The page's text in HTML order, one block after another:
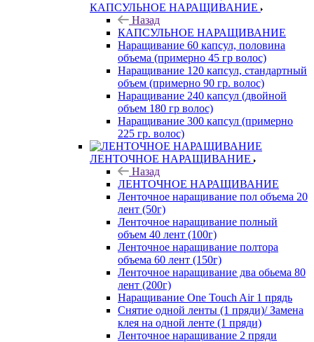
КАПСУЛЬНОЕ НАРАЩИВАНИЕ
Назад
КАПСУЛЬНОЕ НАРАЩИВАНИЕ
Наращивание 60 капсул, половина
объема (примерно 45 гр волос)
Наращивание 120 капсул, стандартный
объем (примерно 90 гр. волос)
Наращивание 240 капсул (двойной
объем 180 гр волос)
Наращивание 300 капсул (примерно
225 гр. волос)
ЛЕНТОЧНОЕ НАРАЩИВАНИЕ
Назад
ЛЕНТОЧНОЕ НАРАЩИВАНИЕ
Ленточное наращивание пол объема 20
лент (50г)
Ленточное наращивание полный
объем 40 лент (100г)
Ленточное наращивание полтора
объема 60 лент (150г)
Ленточное наращивание два обьема 80
лент (200г)
Наращивание One Touch Air 1 прядь
Снятие одной ленты (1 пряди)/ Замена
клея на одной ленте (1 пряди)
Ленточное наращивание 2 пряди